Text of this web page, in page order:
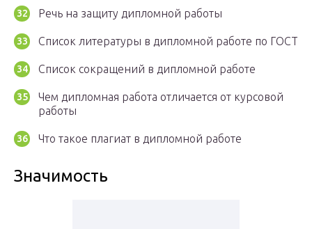
Речь на защиту дипломной работы
Список литературы в дипломной работе по ГОСТ
Список сокращений в дипломной работе
Чем дипломная работа отличается от курсовой
работы
Что такое плагиат в дипломной работе
Значимость